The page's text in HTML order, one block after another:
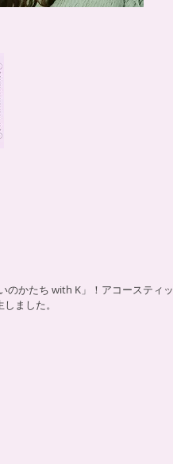
のかたち with K」！アコースティッ
ました。